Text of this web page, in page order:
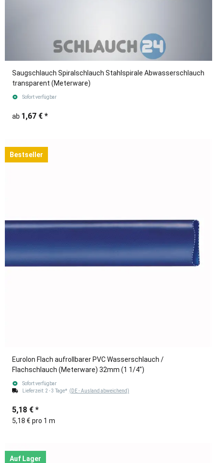
Saugschlauch Spiralschlauch Stahlspirale Abwasserschlauch
transparent (Meterware)
Sofort verfügbar
ab 1,67 € *
Bestseller
Eurolon Flach aufrollbarer PVC Wasserschlauch /
Flachschlauch (Meterware) 32mm (1 1/4")
Sofort verfügbar
Lieferzeit: 2 - 3 Tage* (DE - Ausland abweichend)
5,18 € *
5,18 € pro 1 m
Auf Lager